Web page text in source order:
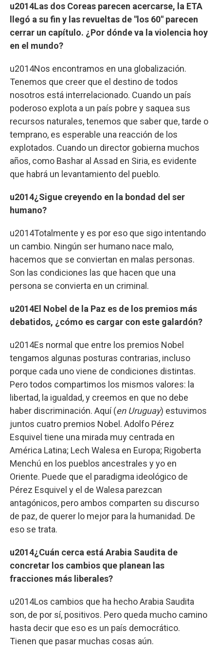
u2014Las dos Coreas parecen acercarse, la ETA
llegó a su fin y las revueltas de "los 60" parecen
cerrar un capítulo. ¿Por dónde va la violencia hoy
en el mundo?
u2014Nos encontramos en una globalización.
Tenemos que creer que el destino de todos
nosotros está interrelacionado. Cuando un país
poderoso explota a un país pobre y saquea sus
recursos naturales, tenemos que saber que, tarde o
temprano, es esperable una reacción de los
explotados. Cuando un director gobierna muchos
años, como Bashar al Assad en Siria, es evidente
que habrá un levantamiento del pueblo.
u2014¿Sigue creyendo en la bondad del ser
humano?
u2014Totalmente y es por eso que sigo intentando
un cambio. Ningún ser humano nace malo,
hacemos que se conviertan en malas personas.
Son las condiciones las que hacen que una
persona se convierta en un criminal.
u2014El Nobel de la Paz es de los premios más
debatidos, ¿cómo es cargar con este galardón?
u2014Es normal que entre los premios Nobel
tengamos algunas posturas contrarias, incluso
porque cada uno viene de condiciones distintas.
Pero todos compartimos los mismos valores: la
libertad, la igualdad, y creemos en que no debe
haber discriminación. Aquí (en Uruguay) estuvimos
juntos cuatro premios Nobel. Adolfo Pérez
Esquivel tiene una mirada muy centrada en
América Latina; Lech Walesa en Europa; Rigoberta
Menchú en los pueblos ancestrales y yo en
Oriente. Puede que el paradigma ideológico de
Pérez Esquivel y el de Walesa parezcan
antagónicos, pero ambos comparten su discurso
de paz, de querer lo mejor para la humanidad. De
eso se trata.
u2014¿Cuán cerca está Arabia Saudita de
concretar los cambios que planean las
fracciones más liberales?
u2014Los cambios que ha hecho Arabia Saudita
son, de por sí, positivos. Pero queda mucho camino
hasta decir que eso es un país democrático.
Tienen que pasar muchas cosas aún.